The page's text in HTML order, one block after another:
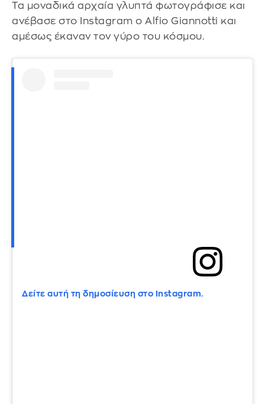
Τα μοναδικά αρχαία γλυπτά φωτογράφισε και
ανέβασε στο Instagram o Alfio Giannotti και
αμέσως έκαναν τον γύρο του κόσμου.
Δείτε αυτή τη δημοσίευση στο Instagram.